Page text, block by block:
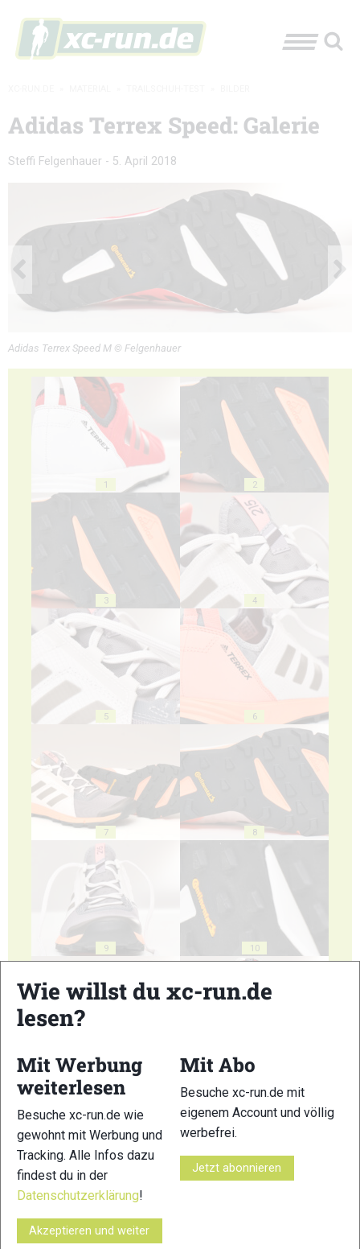
Adidas Terrex Speed: Galerie
Steffi Felgenhauer - 5. April 2018
Adidas Terrex Speed M © Felgenhauer
1 2
3 4
5 6
7 8
9 10
11 12
13 14
Wie willst du xc-run.de
lesen?
Mit Werbung
weiterlesen
Besuche xc-run.de wie
gewohnt mit Werbung und
Tracking. Alle Infos dazu
findest du in der
Datenschutzerklärung!
Akzeptieren und weiter
Mit Abo
Besuche xc-run.de mit
eigenem Account und völlig
werbefrei.
Jetzt abonnieren